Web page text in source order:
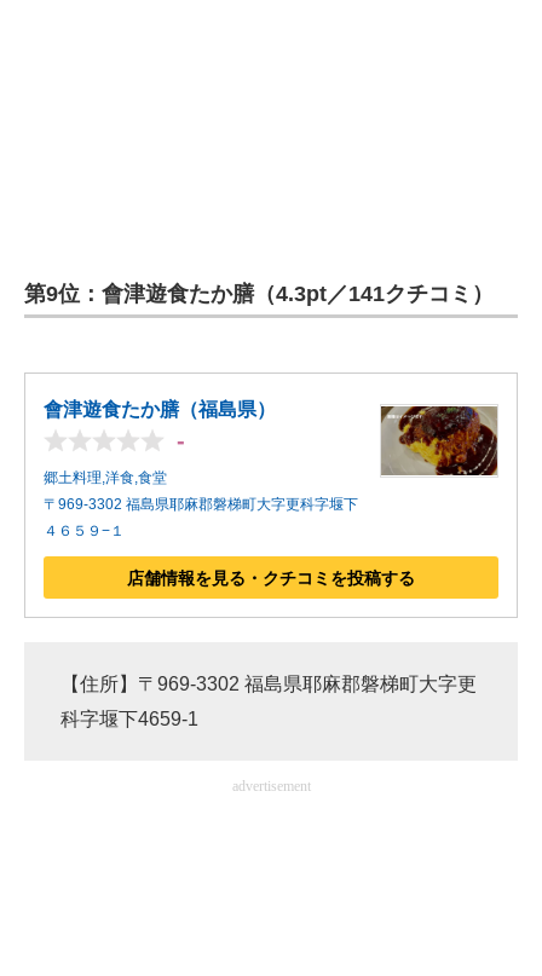
第9位：會津遊食たか膳（4.3pt／141クチコミ）
會津遊食たか膳（福島県）
-
郷土料理,洋食,食堂
〒969-3302 福島県耶麻郡磐梯町大字更科字堰下
４６５９−１
店舗情報を見る・クチコミを投稿する
【住所】〒969-3302 福島県耶麻郡磐梯町大字更
科字堰下4659-1
advertisement